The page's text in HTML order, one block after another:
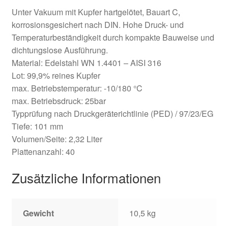
Unter Vakuum mit Kupfer hartgelötet, Bauart C,
korrosionsgesichert nach DIN. Hohe Druck- und
Temperaturbeständigkeit durch kompakte Bauweise und
dichtungslose Ausführung.
Material: Edelstahl WN 1.4401 – AISI 316
Lot: 99,9% reines Kupfer
max. Betriebstemperatur: -10/180 °C
max. Betriebsdruck: 25bar
Typprüfung nach Druckgeräterichtlinie (PED) / 97/23/EG
Tiefe: 101 mm
Volumen/Seite: 2,32 Liter
Plattenanzahl: 40
Zusätzliche Informationen
Gewicht 10,5 kg